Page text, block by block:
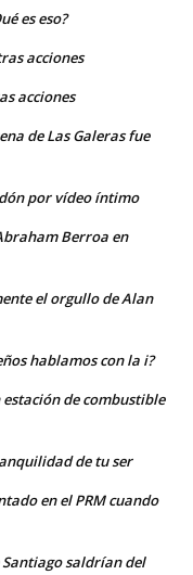
es eso?
acciones
acciones
de Las Galeras fue
por vídeo íntimo
Berroa en
el orgullo de Alan
hablamos con la i?
de combustible
de tu ser
en el PRM cuando
saldrían del